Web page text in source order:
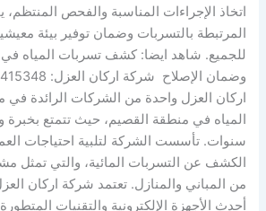
اتخاذ الإجراءات المناسبة والفحص المنتظم،
المرتبطة بالتسربات وضمان توفير بيئة
للجميع. شاهد ايضا: كشف تسربات المياه
اركان العزل واحدة من الشركات الرائدة
المياه في منطقة القصيم، حيث تتمتع بخبرة
سنوات. تأسست الشركة لتلبية احتياجات
الكشف عن التسربات المائية، والتي تمثل
من المباني والمنازل. تعتمد شركة اركان
أحدث الأجهزة الإلكترونية والتقنيات